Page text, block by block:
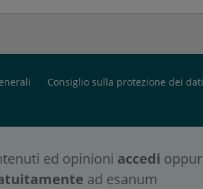
i nostri contenuti, per favore
ed opinioni accedi
ad esanum
Consiglio sulla protezione dei dati